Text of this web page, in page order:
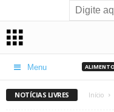
Menu
NOTÍCIAS LIVRES Início